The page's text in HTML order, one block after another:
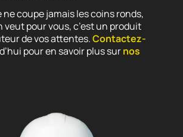
RÉSIDENTIELLE
ne coupe jamais les coins ronds,
veut pour vous, c’est un produit
de vos attentes.Contactez-
pour en savoir plus surnos